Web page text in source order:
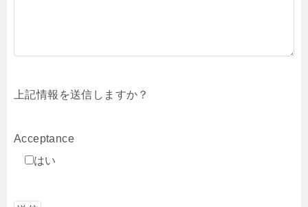
上記情報を送信しますか？
Acceptance
はい